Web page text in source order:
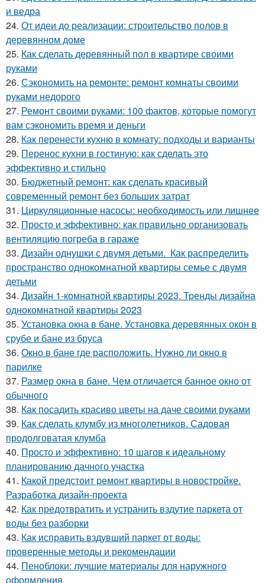
и ведра
24. От идеи до реализации: строительство полов в
деревянном доме
25. Как сделать деревянный пол в квартире своими
руками
26. Сэкономить на ремонте: ремонт комнаты своими
руками недорого
27. Ремонт своими руками: 100 фактов, которые помогут
вам сэкономить время и деньги
28. Как перенести кухню в комнату: подходы и варианты
29. Перенос кухни в гостиную: как сделать это
эффективно и стильно
30. Бюджетный ремонт: как сделать красивый
современный ремонт без больших затрат
31. Циркуляционные насосы: необходимость или лишнее
32. Просто и эффективно: как правильно организовать
вентиляцию погреба в гараже
33. Дизайн однушки с двумя детьми. Как распределить
пространство однокомнатной квартиры семье с двумя
детьми
34. Дизайн 1-комнатной квартиры 2023. Тренды дизайна
однокомнатной квартиры 2023
35. Установка окна в бане. Установка деревянных окон в
срубе и бане из бруса
36. Окно в бане где расположить. Нужно ли окно в
парилке
37. Размер окна в бане. Чем отличается банное окно от
обычного
38. Как посадить красиво цветы на даче своими руками
39. Как сделать клумбу из многолетников. Садовая
продолговатая клумба
40. Просто и эффективно: 10 шагов к идеальному
планированию дачного участка
41. Какой предстоит ремонт квартиры в новостройке.
Разработка дизайн-проекта
42. Как предотвратить и устранить вздутие паркета от
воды без разборки
43. Как исправить вздувший паркет от воды:
проверенные методы и рекомендации
44. Пеноблоки: лучшие материалы для наружного
оформления